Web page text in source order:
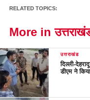
RELATED TOPICS:
More in
उत्तराखंड
दिल्ली-
डीएम ने